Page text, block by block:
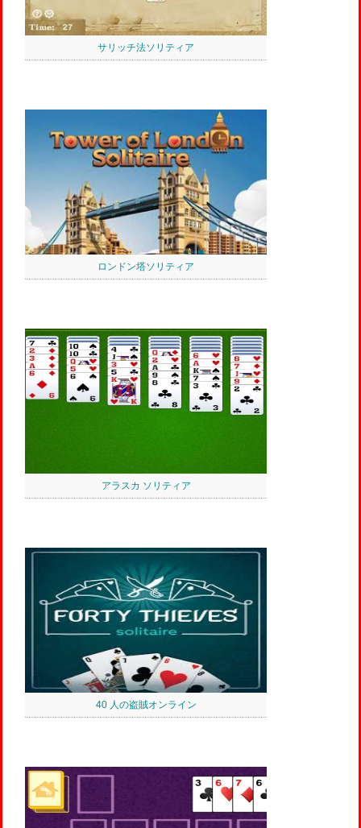
サリッチ法ソリティア
ロンドン塔ソリティア
アラスカ ソリティア
40 人の盗賊オンライン